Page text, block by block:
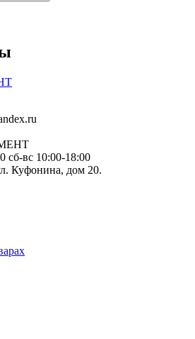
сб-вс 10:00-18:00
Куфонина, дом 20.